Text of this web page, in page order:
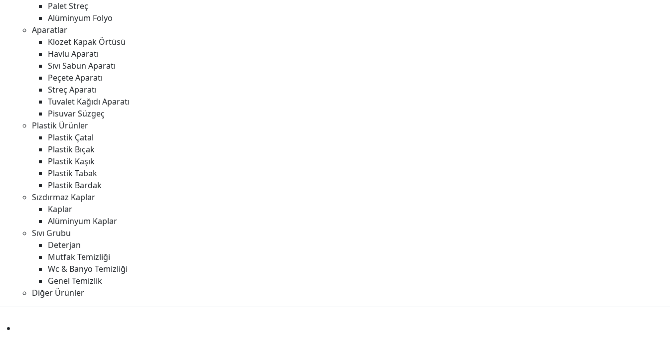
Palet Streç
Alüminyum Folyo
Aparatlar
Klozet Kapak Örtüsü
Havlu Aparatı
Sıvı Sabun Aparatı
Peçete Aparatı
Streç Aparatı
Tuvalet Kağıdı Aparatı
Pisuvar Süzgeç
Plastik Ürünler
Plastik Çatal
Plastik Bıçak
Plastik Kaşık
Plastik Tabak
Plastik Bardak
Sızdırmaz Kaplar
Kaplar
Alüminyum Kaplar
Sıvı Grubu
Deterjan
Mutfak Temizliği
Wc & Banyo Temizliği
Genel Temizlik
Diğer Ürünler